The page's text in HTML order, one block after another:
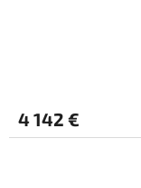
4 142 €